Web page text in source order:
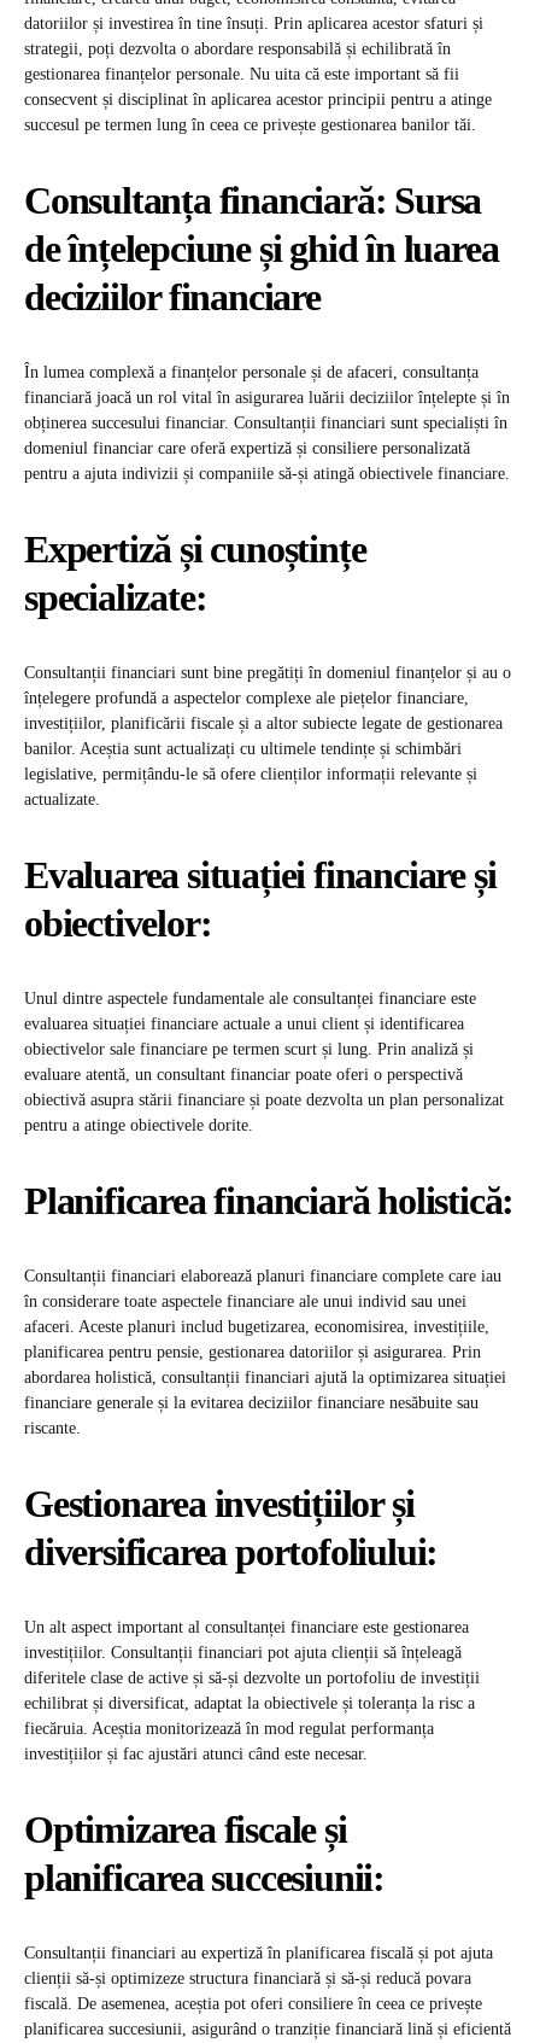
datoriilor și investirea în tine însuți. Prin aplicarea acestor sfaturi și
strategii, poți dezvolta o abordare responsabilă și echilibrată în
gestionarea finanțelor personale. Nu uita că este important să fii
consecvent și disciplinat în aplicarea acestor principii pentru a atinge
succesul pe termen lung în ceea ce privește gestionarea banilor tăi.
Consultanța financiară: Sursa
de înțelepciune și ghid în luarea
deciziilor financiare
În lumea complexă a finanțelor personale și de afaceri, consultanța
financiară joacă un rol vital în asigurarea luării deciziilor înțelepte și în
obținerea succesului financiar. Consultanții financiari sunt specialiști în
domeniul financiar care oferă expertiză și consiliere personalizată
pentru a ajuta indivizii și companiile să-și atingă obiectivele financiare.
Expertiză și cunoștințe
specializate:
Consultanții financiari sunt bine pregătiți în domeniul finanțelor și au o
înțelegere profundă a aspectelor complexe ale piețelor financiare,
investițiilor, planificării fiscale și a altor subiecte legate de gestionarea
banilor. Aceștia sunt actualizați cu ultimele tendințe și schimbări
legislative, permițându-le să ofere clienților informații relevante și
actualizate.
Evaluarea situației financiare și
obiectivelor:
Unul dintre aspectele fundamentale ale consultanței financiare este
evaluarea situației financiare actuale a unui client și identificarea
obiectivelor sale financiare pe termen scurt și lung. Prin analiză și
evaluare atentă, un consultant financiar poate oferi o perspectivă
obiectivă asupra stării financiare și poate dezvolta un plan personalizat
pentru a atinge obiectivele dorite.
Planificarea financiară holistică:
Consultanții financiari elaborează planuri financiare complete care iau
în considerare toate aspectele financiare ale unui individ sau unei
afaceri. Aceste planuri includ bugetizarea, economisirea, investițiile,
planificarea pentru pensie, gestionarea datoriilor și asigurarea. Prin
abordarea holistică, consultanții financiari ajută la optimizarea situației
financiare generale și la evitarea deciziilor financiare nesăbuite sau
riscante.
Gestionarea investițiilor și
diversificarea portofoliului:
Un alt aspect important al consultanței financiare este gestionarea
investițiilor. Consultanții financiari pot ajuta clienții să înțeleagă
diferitele clase de active și să-și dezvolte un portofoliu de investiții
echilibrat și diversificat, adaptat la obiectivele și toleranța la risc a
fiecăruia. Aceștia monitorizează în mod regulat performanța
investițiilor și fac ajustări atunci când este necesar.
Optimizarea fiscale și
planificarea succesiunii:
Consultanții financiari au expertiză în planificarea fiscală și pot ajuta
clienții să-și optimizeze structura financiară și să-și reducă povara
fiscală. De asemenea, aceștia pot oferi consiliere în ceea ce privește
planificarea succesiunii, asigurând o tranziție financiară lină și eficientă